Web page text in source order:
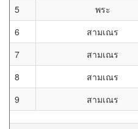
5
พระ
6
สามเณร
7
สามเณร
8
สามเณร
9
สามเณร